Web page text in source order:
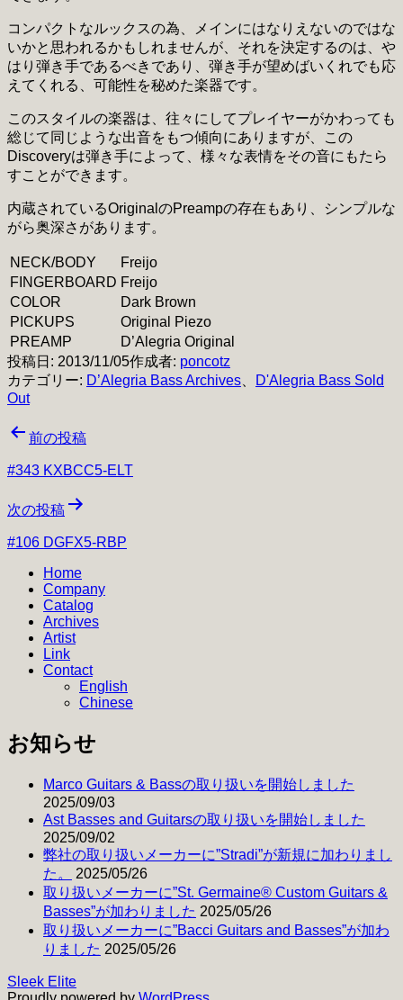
コンパクトなルックスの為、メインにはなりえないのではな
いかと思われるかもしれませんが、それを決定するのは、や
はり弾き手であるべきであり、弾き手が望めばいくれでも応
えてくれる、可能性を秘めた楽器です。
このスタイルの楽器は、往々にしてプレイヤーがかわっても
総じて同じような出音をもつ傾向にありますが、この
Discoveryは弾き手によって、様々な表情をその音にもたら
すことができます。
内蔵されているOriginalのPreampの存在もあり、シンプルな
がら奥深さがあります。
NECK/BODY
Freijo
FINGERBOARD Freijo
COLOR
Dark Brown
PICKUPS
Original Piezo
PREAMP
D’Alegria Original
投稿日: 2013/11/05作成者: poncotz
カテゴリー: D’Alegria Bass Archives
D'Alegria Bass Sold
Out
投
稿
ビ
ゲ
前の投稿
#343 KXBCC5-ELT
次の投稿
#106 DGFX5-RBP
Home
Company
Catalog
Archives
Artist
Link
Contact
English
Chinese
お知らせ
Marco Guitars & Bassの取り扱いを開始しました
2025/09/03
Ast Basses and Guitarsの取り扱いを開始しました
2025/09/02
弊社の取り扱いメーカーに”Stradi”が新規に加わりまし
た。
2025/05/26
取り扱いメーカーに”St. Germaine® Custom Guitars &
Basses”が加わりました 2025/05/26
取り扱いメーカーに”Bacci Guitars and Basses”が加わ
りました 2025/05/26
Sleek Elite